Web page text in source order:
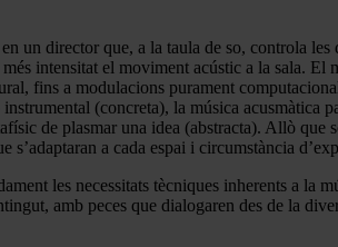
un director que, a la taula de so, controla les
intensitat el moviment acústic a la sala. El
fins a modulacions purament
(concreta), la música acusmàtica
de plasmar una idea (abstracta). Allò que
a cada espai i circumstància
les necessitats tècniques inherents a la
amb peces que dialogaren des de la